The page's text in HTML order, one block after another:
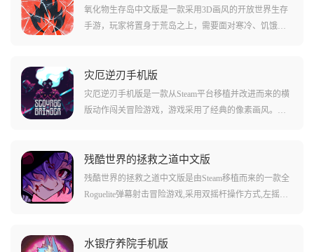
氧化物生存岛中文版是一款采用3D画风的开放世界生存
手游，玩家将置身于荒岛之上，需要面对寒冷、饥饿、
集、工具和武器制作、建造庇护所以及服装装备制作。
多样化气候系统要求玩家灵活应对不同环境，支持多人
联机，可以与朋友结盟共同建设庇护所、分享资源，一
灾厄逆刃手机版
灾厄逆刃手机版是一款从Steam平台移植并改进而来的横
版动作闯关冒险游戏，游戏采用了经典的像素画风。玩
层出不穷。游戏支持简体中文语言，具有完整的PC端内
容，设计了丰富多样的关卡以及场景，加入随机生成的
怪物、地图与道具，让每次挑战都充满新鲜感。
残酷世界的拯救之道中文版
残酷世界的拯救之道中文版是由Steam移植而来的一款全
Roguelite弹幕射击冒险游戏,采用双摇杆操作方式,左摇杆
品自由组合出独特的射击技能效果,挑战各类敌人和Bos
水银疗养院手机版